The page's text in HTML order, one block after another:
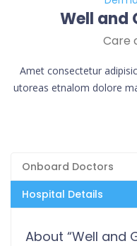
Well and
Care
Amet consectetur
utoreas etnalom dolore
Onboard Doctors
Hospital Details
About “Well and